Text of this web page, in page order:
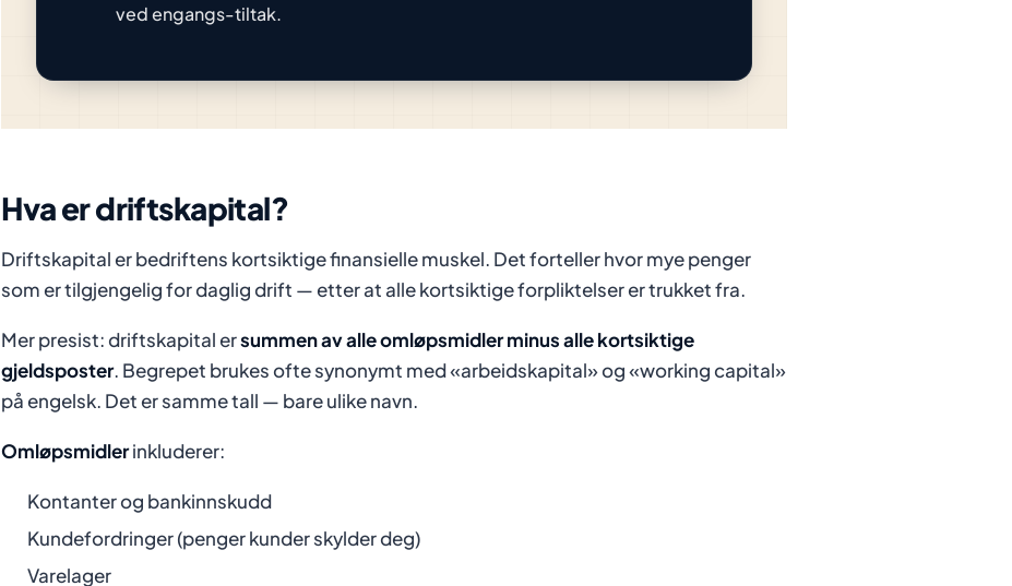
ved engangs-tiltak.
Hva er driftskapital?
Driftskapital er bedriftens kortsiktige finansielle muskel. Det forteller hvor mye penger
som er tilgjengelig for daglig drift — etter at alle kortsiktige forpliktelser er trukket fra.
Mer presist: driftskapital ersummen av alle omløpsmidler minus alle kortsiktige
gjeldsposter. Begrepet brukes ofte synonymt med «arbeidskapital» og «working capital»
på engelsk. Det er samme tall — bare ulike navn.
Omløpsmidlerinkluderer:
Kontanter og bankinnskudd
Kundefordringer (penger kunder skylder deg)
Varelager